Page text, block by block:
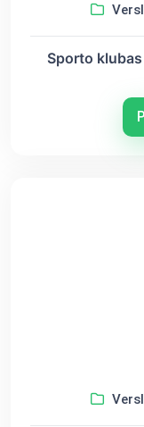
Sporto klubas